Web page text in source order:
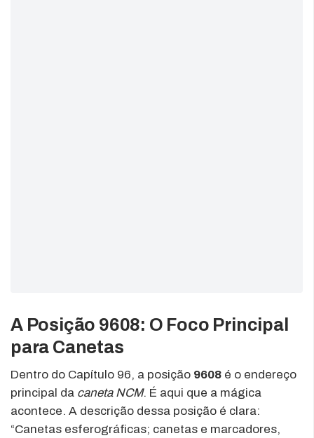
A Posição 9608: O Foco Principal
para Canetas
Dentro do Capítulo 96, a posição 9608 é o endereço
principal da caneta NCM. É aqui que a mágica
acontece. A descrição dessa posição é clara:
“Canetas esferográficas; canetas e marcadores,